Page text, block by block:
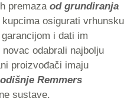
premaza od grundiranja
kupcima osigurati vrhunsku
i dati im
odabrali najbolju
proizvođači imaju
Remmers
sustave.